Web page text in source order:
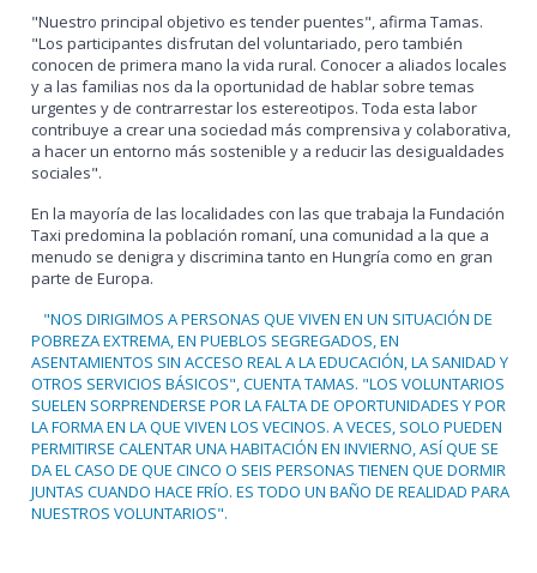
"Nuestro principal objetivo es tender puentes", afirma Tamas.
"Los participantes disfrutan del voluntariado, pero también
conocen de primera mano la vida rural. Conocer a aliados locales
y a las familias nos da la oportunidad de hablar sobre temas
urgentes y de contrarrestar los estereotipos. Toda esta labor
contribuye a crear una sociedad más comprensiva y colaborativa,
a hacer un entorno más sostenible y a reducir las desigualdades
sociales".
En la mayoría de las localidades con las que trabaja la Fundación
Taxi predomina la población romaní, una comunidad a la que a
menudo se denigra y discrimina tanto en Hungría como en gran
parte de Europa.
"NOS DIRIGIMOS A PERSONAS QUE VIVEN EN UN SITUACIÓN DE
POBREZA EXTREMA, EN PUEBLOS SEGREGADOS, EN
ASENTAMIENTOS SIN ACCESO REAL A LA EDUCACIÓN, LA SANIDAD Y
OTROS SERVICIOS BÁSICOS", CUENTA TAMAS. "LOS VOLUNTARIOS
SUELEN SORPRENDERSE POR LA FALTA DE OPORTUNIDADES Y POR
LA FORMA EN LA QUE VIVEN LOS VECINOS. A VECES, SOLO PUEDEN
PERMITIRSE CALENTAR UNA HABITACIÓN EN INVIERNO, ASÍ QUE SE
DA EL CASO DE QUE CINCO O SEIS PERSONAS TIENEN QUE DORMIR
JUNTAS CUANDO HACE FRÍO. ES TODO UN BAÑO DE REALIDAD PARA
NUESTROS VOLUNTARIOS".